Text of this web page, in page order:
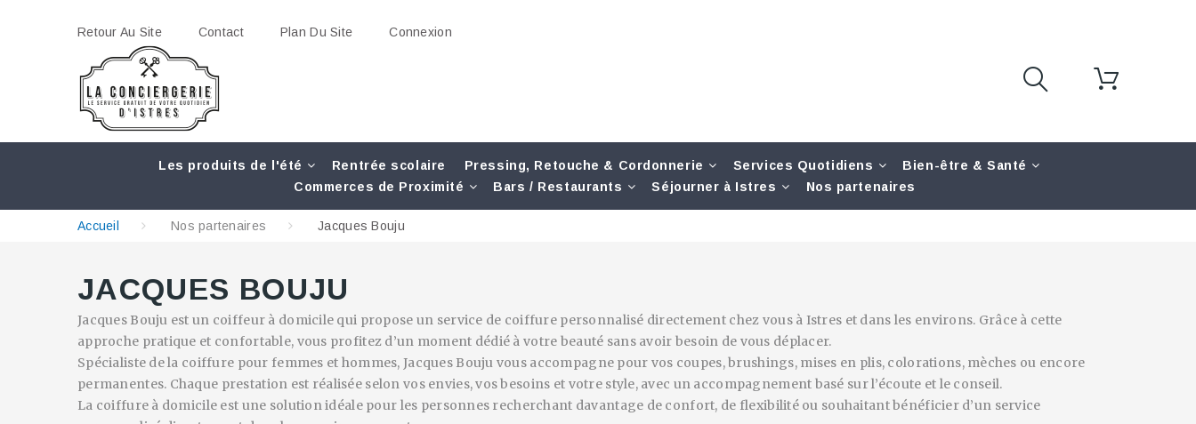
Retour Au Site Contact Plan Du Site Connexion
Les produits de l'été Rentrée scolaire Pressing, Retouche & Cordonnerie Services Quotidiens
Bien-être & Santé
Commerces de Proximité
Bars / Restaurants Séjourner à Istres Nos partenaires
Accueil Nos partenaires Jacques Bouju
JACQUES BOUJU
Jacques Bouju est un coiffeur à domicile qui propose un service de coiffure personnalisé directement chez vous à Istres et dans les environs. Grâce à cette
approche pratique et confortable, vous profitez d’un moment dédié à votre beauté sans avoir besoin de vous déplacer.
Spécialiste de la coiffure pour femmes et hommes, Jacques Bouju vous accompagne pour vos coupes, brushings, mises en plis, colorations, mèches ou encore
permanentes. Chaque prestation est réalisée selon vos envies, vos besoins et votre style, avec un accompagnement basé sur l’écoute et le conseil.
La coiffure à domicile est une solution idéale pour les personnes recherchant davantage de confort, de flexibilité ou souhaitant bénéficier d’un service